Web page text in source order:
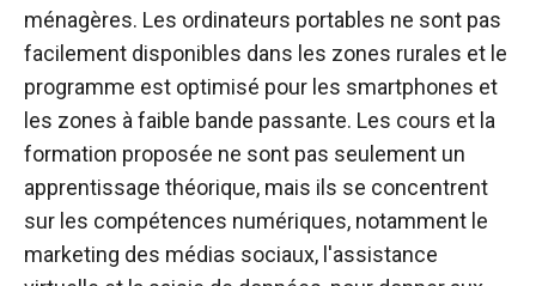
ménagères. Les ordinateurs portables ne sont pas
facilement disponibles dans les zones rurales et le
programme est optimisé pour les smartphones et
les zones à faible bande passante. Les cours et la
formation proposée ne sont pas seulement un
apprentissage théorique, mais ils se concentrent
sur les compétences numériques, notamment le
marketing des médias sociaux, l'assistance